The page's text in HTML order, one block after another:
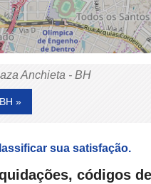
Anchieta - BH
»
sua satisfação.
códigos